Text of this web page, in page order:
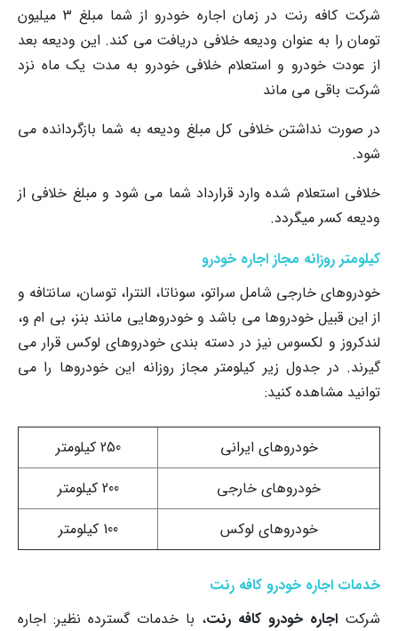
شرکت کافه رنت در زمان اجاره خودرو از شما مبلغ 3 میلیون
تومان را به عنوان ودیعه خلافی دریافت می کند. این ودیعه بعد
از عودت خودرو و استعلام خلافی خودرو به مدت یک ماه نزد
شرکت باقی می ماند
در صورت نداشتن خلافی کل مبلغ ودیعه به شما بازگردانده می
شود.
خلافی استعلام شده وارد قرارداد شما می شود و مبلغ خلافی از
ودیعه کسر میگردد.
کیلومتر روزانه مجاز اجاره خودرو
خودروهای خارجی شامل سراتو، سوناتا، النترا، توسان، سانتافه و
از این قبیل خودروها می باشد و خودروهایی مانند بنز، بی ام و،
لندکروز و لکسوس نیز در دسته بندی خودروهای لوکس قرار می
گیرند. در جدول زیر کیلومتر مجاز روزانه این خودروها را می
توانید مشاهده کنید:
خودروهای ایرانی
250 کیلومتر
خودروهای خارجی
200 کیلومتر
خودروهای لوکس
100 کیلومتر
خدمات اجاره خودرو کافه رنت
شرکت اجاره خودرو کافه رنت، با خدمات گسترده نظیر: اجاره